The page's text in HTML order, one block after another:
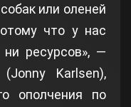
или оленей
что у нас
ресурсов», —
Karlsen),
ополчения по